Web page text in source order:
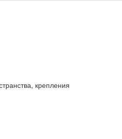
крепления